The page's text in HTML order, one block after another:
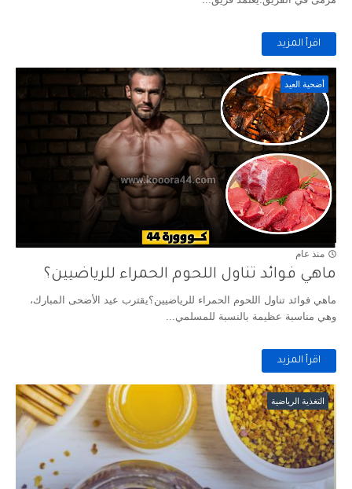
اقرأ المزيد
أضحية العيد
منذ عام
ماهي فوائد تناول اللحوم الحمراء للرياضيين؟
ماهي فوائد تناول اللحوم الحمراء للرياضيين؟يقترب عيد الأضحى المبارك،
وهي مناسبة عظيمة بالنسبة للمسلمي...
اقرأ المزيد
التغذية الرياضية